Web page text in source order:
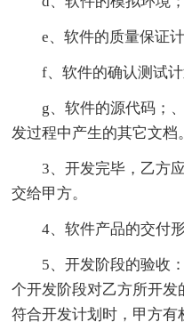
e、软件的质量保证计
f、软件的确认测试计
g、软件的源代码；、
发过程中产生的其它文档。
3、开发完毕，乙方应
交给甲方。
4、软件产品的交付形
5、开发阶段的验收：
个开发阶段对乙方所开
符合开发计划时，甲方有